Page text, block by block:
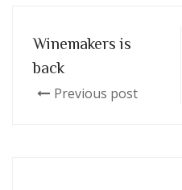
Winemakers is
back
Previous post